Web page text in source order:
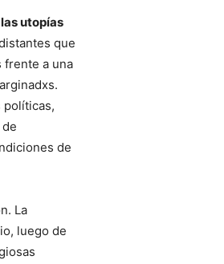
utopías
que
frente a una
políticas,
de
La
luego de